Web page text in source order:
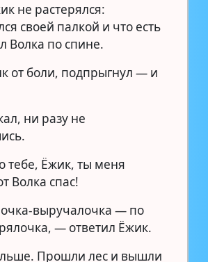
не растерялся:
своей палкой и что есть
Волка по спине.
от боли, подпрыгнул — и
ни разу не
тебе, Ёжик, ты меня
Волка спас!
выручалочка — по
— ответил Ёжик.
Прошли лес и вышли